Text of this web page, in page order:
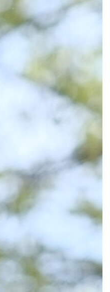
DOĞA
Konforlu
Keşfet